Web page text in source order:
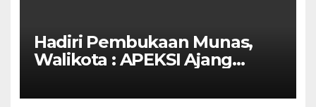
Hadiri Pembukaan Munas,
Walikota : APEKSI Ajang